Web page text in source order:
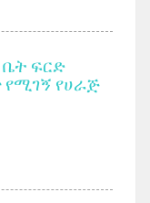
ፍርድ
የሀራጅ